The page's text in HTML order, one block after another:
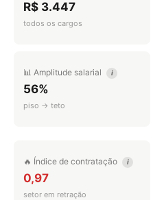
R$ 3.447
todos os cargos
📊 Amplitude salarial i
56%
piso → teto
🔥 Índice de contratação i
0,97
setor em retração